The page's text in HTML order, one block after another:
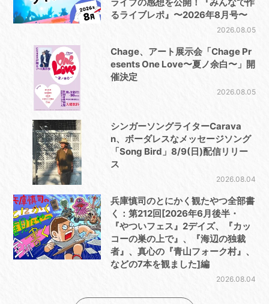
るライブレポ』〜2026年8月号〜
2026.08.05
Chage、アート展示会「Chage Pr
esents One Love〜夏ノ余白〜」開
催決定
2026.08.05
シンガーソングライターCarava
n、ボーダレスなメッセージソング
「Song Bird」8/9(日)配信リリー
ス
2026.08.04
兵庫慎司のとにかく観たやつ全部書
く：第212回[2026年6月後半・
『やついフェス』2デイズ、『カッ
コーの巣の上で』、『海辺の独裁
者』、真心の『青山フォーク村』、
などの7本を観ました]編
2026.08.04